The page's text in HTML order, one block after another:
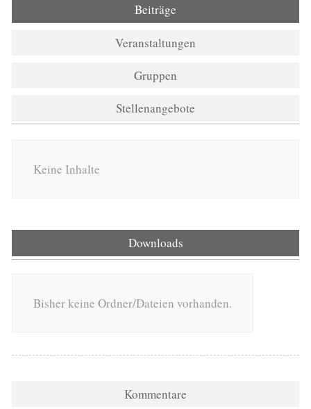
Beiträge
Veranstaltungen
Gruppen
Stellenangebote
Keine Inhalte
Downloads
Bisher keine Ordner/Dateien vorhanden.
Kommentare